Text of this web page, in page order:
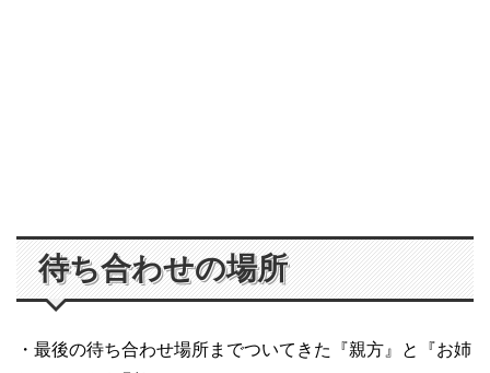
待ち合わせの場所
・最後の待ち合わせ場所までついてきた『親方』と『お姉